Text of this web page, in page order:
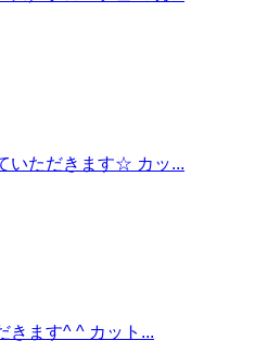
いただきます☆ カッ...
きます^ ^ カット...